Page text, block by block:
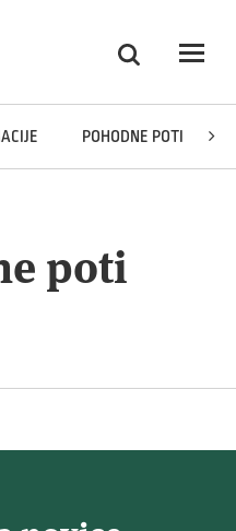
Iskanje
Odpri
POHODNE POTI
poti